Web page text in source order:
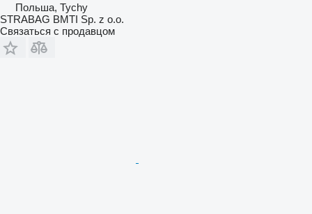
Польша, Tychy
STRABAG BMTI Sp. z o.o.
Связаться с продавцом